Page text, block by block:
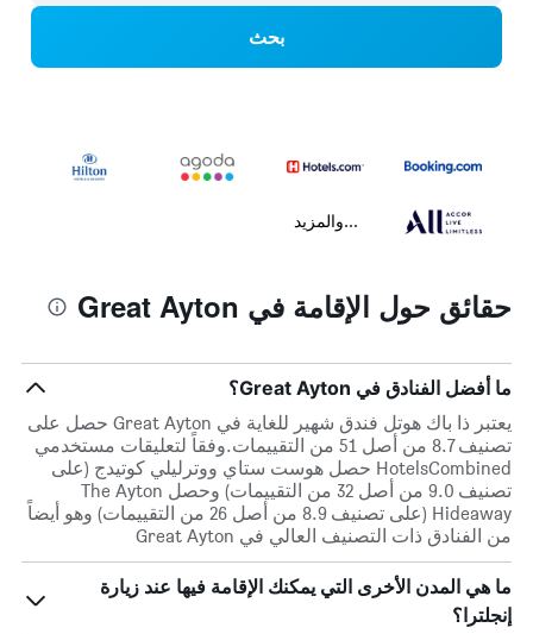
بحث
...والمزيد
حقائق حول الإقامة في Great Ayton
ما أفضل الفنادق في Great Ayton؟
يعتبر ذا باك هوتل فندق شهير للغاية في Great Ayton حصل على
تصنيف 8.7 من أصل 51 من التقييمات.وفقاً لتعليقات مستخدمي
HotelsCombined حصل هوست ستاي ووترليلي كوتيدج (على
تصنيف 9.0 من أصل 32 من التقييمات) وحصل The Ayton
Hideaway (على تصنيف 8.9 من أصل 26 من التقييمات) وهو أيضاً
من الفنادق ذات التصنيف العالي في Great Ayton
ما هي المدن الأخرى التي يمكنك الإقامة فيها عند زيارة
إنجلترا؟